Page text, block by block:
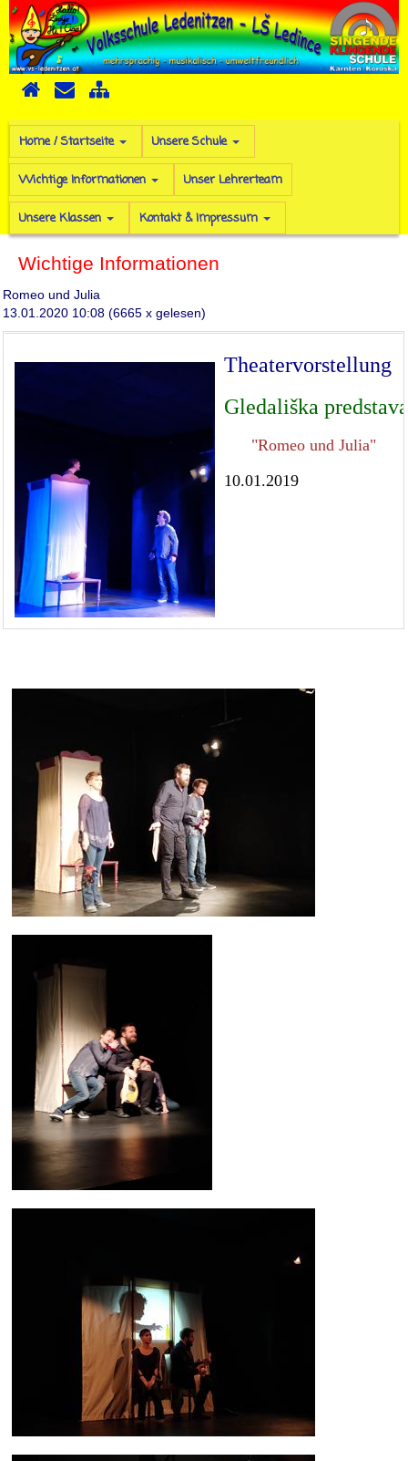
Home / Startseite Unsere Schule
Wichtige Informationen Unser Lehrerteam
Unsere Klassen Kontakt & Impressum
Wichtige Informationen
Romeo und Julia
13.01.2020 10:08 (6665 x gelesen)
Theatervorstellung
Gledališka
"Romeo und Julia"
10.01.2019